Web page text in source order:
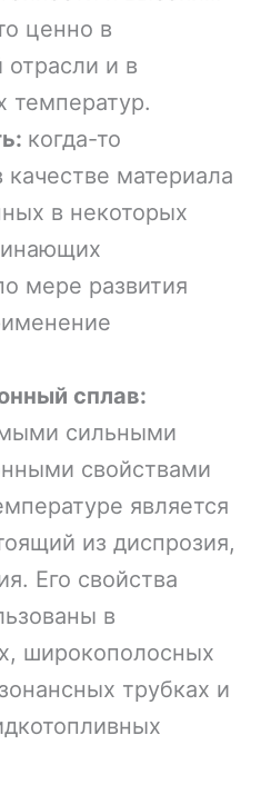
ценно в
отрасли и в
температур.
когда-то
качестве материала
в некоторых
мере развития
сплав:
сильными
свойствами
является
из диспрозия,
Его свойства
в
широкополосных
трубках и